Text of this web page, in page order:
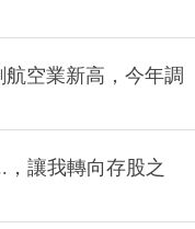
空業新高，今年調
讓我轉向存股之